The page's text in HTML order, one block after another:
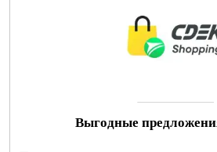
Выгодные